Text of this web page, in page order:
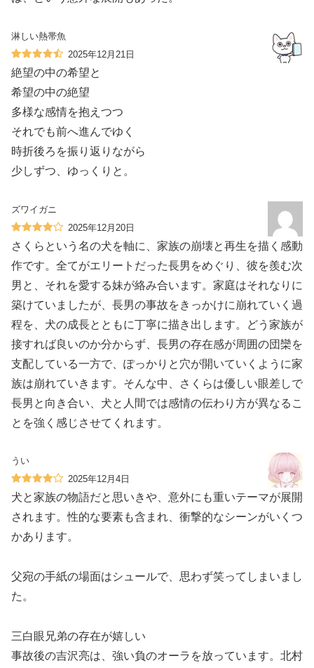
淋しい熱帯魚
2025年12月21日
絶望の中の希望と
希望の中の絶望
多様な感情を抱えつつ
それでも前へ進んでゆく
時折後ろを振り返りながら
少しずつ、ゆっくりと。
ズワイガニ
2025年12月20日
さくらという名の犬を軸に、家族の崩壊と再生を描く感動
作です。全てがエリートだった長男をめぐり、彼を羨む次
男と、それを愛する妹が絡み合います。家庭はそれなりに
築けていましたが、長男の事故をきっかけに崩れていく過
程を、犬の成長とともに丁寧に描き出します。どう家族が
接すれば良いのか分からず、長男の存在感が周囲の団欒を
支配している一方で、ぽっかりと穴が開いていくように家
族は崩れていきます。そんな中、さくらは優しい眼差しで
長男と向き合い、犬と人間では感情の伝わり方が異なるこ
とを強く感じさせてくれます。
うい
2025年12月4日
犬と家族の物語だと思いきや、意外にも重いテーマが展開
されます。性的な要素も含まれ、衝撃的なシーンがいくつ
かあります。
父宛の手紙の場面はシュールで、思わず笑ってしまいまし
た。
三白眼兄弟の存在が嬉しい️
事故後の吉沢亮は、強い負のオーラを放っています。北村